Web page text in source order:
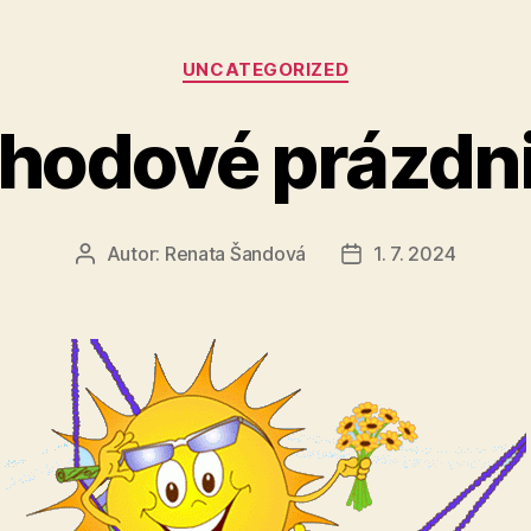
Rubriky
UNCATEGORIZED
AutorAutor: Renata Šandová
Datum1. 7. 2024